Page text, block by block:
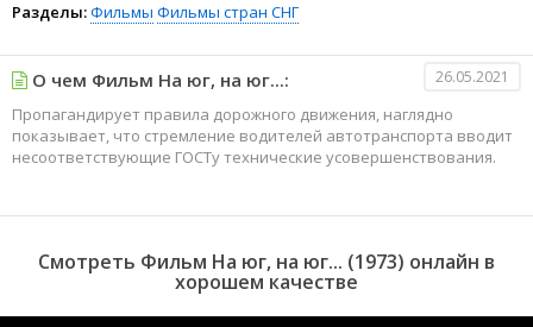
Разделы:Фильмы Фильмы стран СНГ
О чем Фильм На юг, на юг...: 26.05.2021
Пропагандирует правила дорожного движения, наглядно
показывает, что стремление водителей автотранспорта вводит
несоответствующие ГОСТу технические усовершенствования.
Смотреть Фильм На юг, на юг... (1973) онлайн в
хорошем качестве